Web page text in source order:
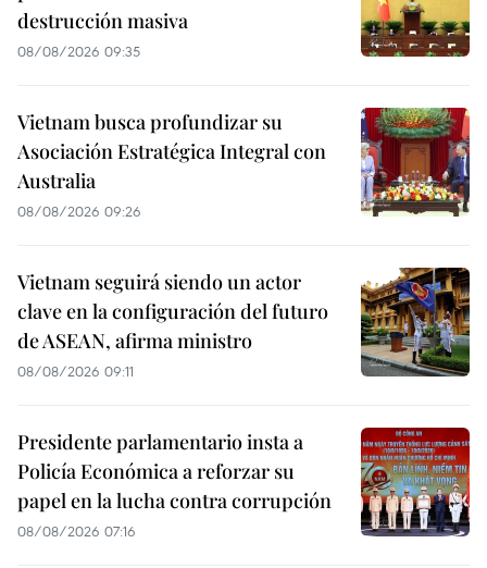
destrucción masiva
08/08/2026 09:35
Vietnam busca profundizar su
Asociación Estratégica Integral con
Australia
08/08/2026 09:26
Vietnam seguirá siendo un actor
clave en la configuración del futuro
de ASEAN, afirma ministro
08/08/2026 09:11
Presidente parlamentario insta a
Policía Económica a reforzar su
papel en la lucha contra corrupción
08/08/2026 07:16